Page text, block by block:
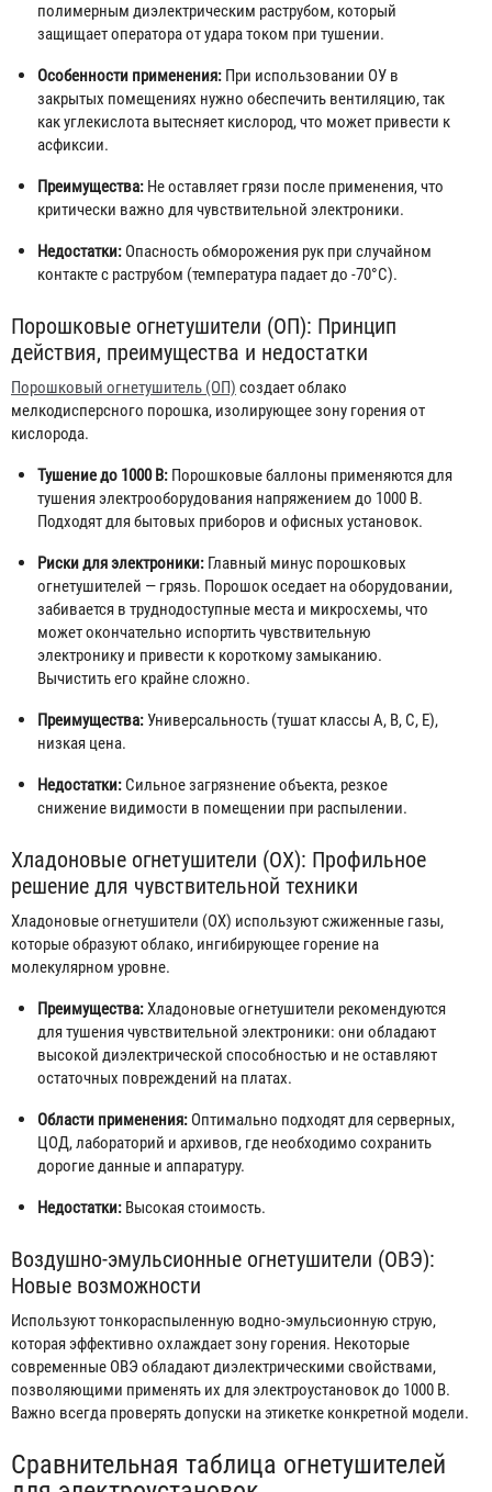
полимерным диэлектрическим раструбом, который
защищает оператора от удара током при тушении.
Особенности применения: При использовании ОУ в
закрытых помещениях нужно обеспечить вентиляцию, так
как углекислота вытесняет кислород, что может привести к
асфиксии.
Преимущества: Не оставляет грязи после применения, что
критически важно для чувствительной электроники.
Недостатки: Опасность обморожения рук при случайном
контакте с раструбом (температура падает до -70°C).
Порошковые огнетушители (ОП): Принцип
действия, преимущества и недостатки
Порошковый огнетушитель (ОП) создает облако
мелкодисперсного порошка, изолирующее зону горения от
кислорода.
Тушение до 1000 В: Порошковые баллоны применяются для
тушения электрооборудования напряжением до 1000 В.
Подходят для бытовых приборов и офисных установок.
Риски для электроники: Главный минус порошковых
огнетушителей — грязь. Порошок оседает на оборудовании,
забивается в труднодоступные места и микросхемы, что
может окончательно испортить чувствительную
электронику и привести к короткому замыканию.
Вычистить его крайне сложно.
Преимущества:Универсальность (тушат классы A, B, C, E),
низкая цена.
Недостатки: Сильное загрязнение объекта, резкое
снижение видимости в помещении при распылении.
Хладоновые огнетушители (ОХ): Профильное
решение для чувствительной техники
Хладоновые огнетушители (ОХ) используют сжиженные газы,
которые образуют облако, ингибирующее горение на
молекулярном уровне.
Преимущества:Хладоновые огнетушители рекомендуются
для тушения чувствительной электроники: они обладают
высокой диэлектрической способностью и не оставляют
остаточных повреждений на платах.
Области применения: Оптимально подходят для серверных,
ЦОД, лабораторий и архивов, где необходимо сохранить
дорогие данные и аппаратуру.
Недостатки: Высокая стоимость.
Воздушно-эмульсионные огнетушители (ОВЭ):
Новые возможности
Используют тонкораспыленную водно-эмульсионную струю,
которая эффективно охлаждает зону горения. Некоторые
современные ОВЭ обладают диэлектрическими свойствами,
позволяющими применять их для электроустановок до 1000 В.
Важно всегда проверять допуски на этикетке конкретной модели.
Сравнительная таблица огнетушителей